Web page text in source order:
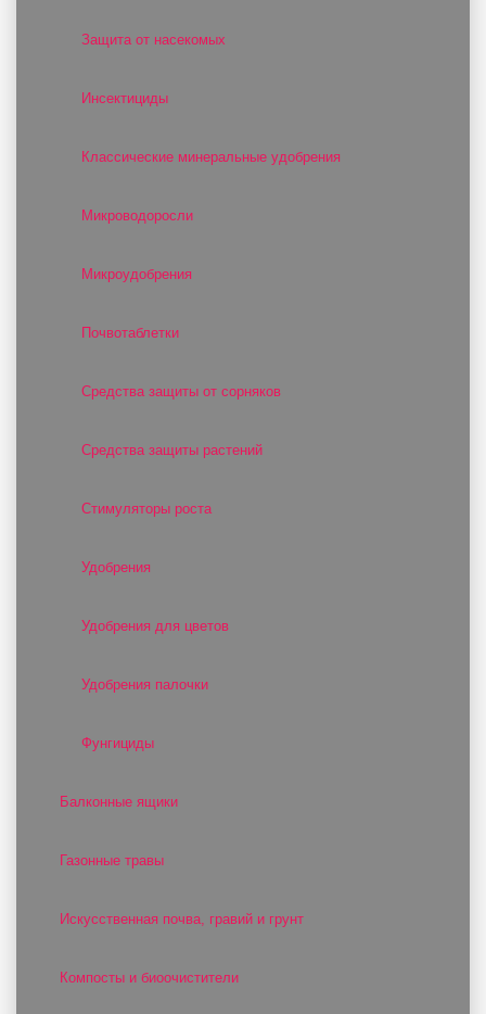
Защита от насекомых
Инсектициды
Классические минеральные удобрения
Микроводоросли
Микроудобрения
Почвотаблетки
Средства защиты от сорняков
Средства защиты растений
Стимуляторы роста
Удобрения
Удобрения для цветов
Удобрения палочки
Фунгициды
Балконные ящики
Газонные травы
Искусственная почва, гравий и грунт
Компосты и биоочистители